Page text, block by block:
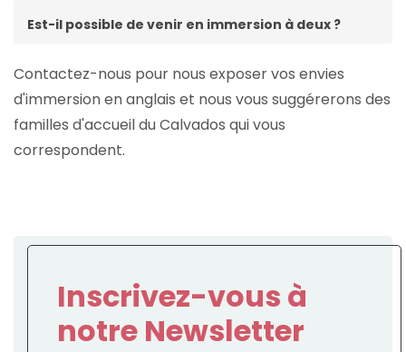
Est-il possible de venir en immersion à deux ?
Contactez-nous pour nous exposer vos envies
d'immersion en anglais et nous vous suggérerons des
familles d'accueil du Calvados qui vous
correspondent.
Inscrivez-vous à
notre Newsletter